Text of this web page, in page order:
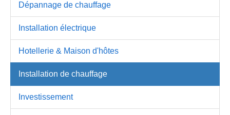
Dépannage de chauffage
Installation électrique
Hotellerie & Maison d'hôtes
Installation de chauffage
Investissement